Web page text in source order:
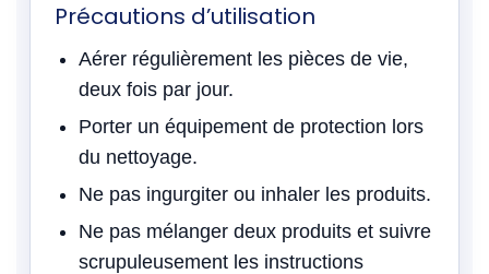
Précautions d’utilisation
Aérer régulièrement les pièces de vie,
deux fois par jour.
Porter un équipement de protection lors
du nettoyage.
Ne pas ingurgiter ou inhaler les produits.
Ne pas mélanger deux produits et suivre
scrupuleusement les instructions